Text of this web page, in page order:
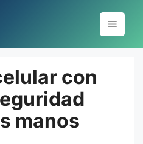
Menu
con
manos